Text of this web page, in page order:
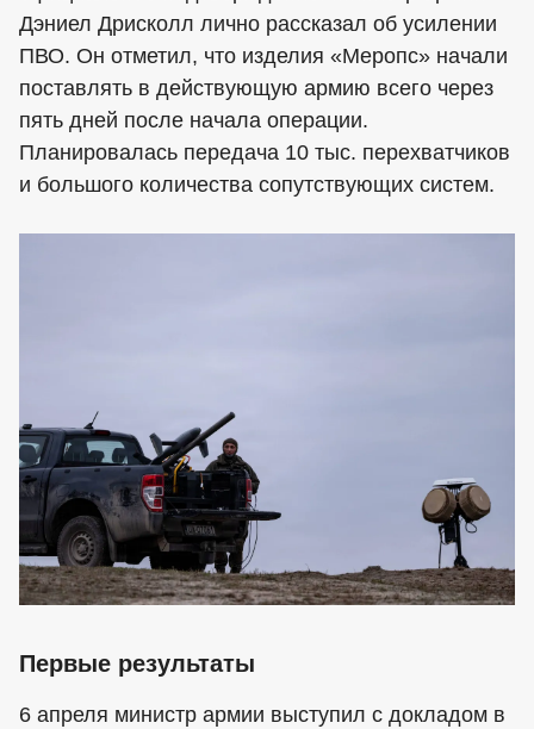
Дэниел Дрисколл лично рассказал об усилении
ПВО. Он отметил, что изделия «Меропс» начали
поставлять в действующую армию всего через
пять дней после начала операции.
Планировалась передача 10 тыс. перехватчиков
и большого количества сопутствующих систем.
Первые результаты
6 апреля министр армии выступил с докладом в